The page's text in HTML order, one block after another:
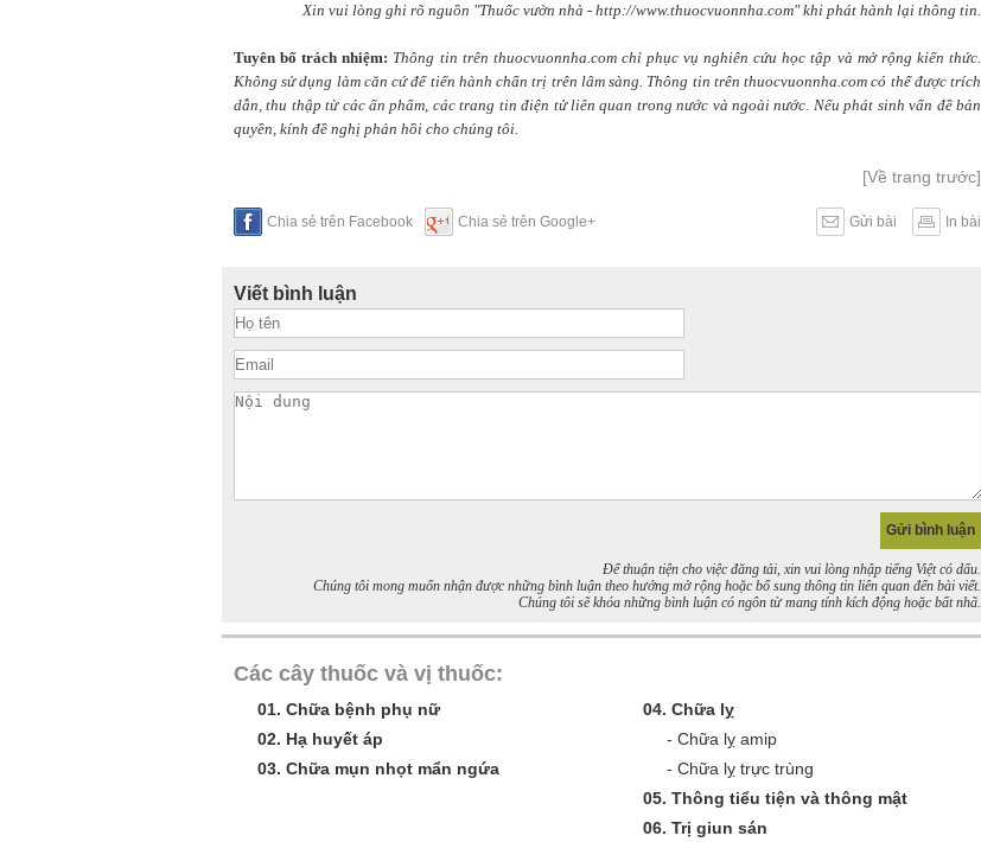
Xin vui lòng ghi rõ nguồn "Thuốc vườn nhà - http://www.thuocvuonnha.com" khi phát hành lại thông tin.
Tuyên bố trách nhiệm: Thông tin trên thuocvuonnha.com chỉ phục vụ nghiên cứu học tập và mở rộng kiến thức.
Không sử dụng làm căn cứ để tiến hành chẩn trị trên lâm sàng. Thông tin trên thuocvuonnha.com có thể được trích
dẫn, thu thập từ các ấn phẩm, các trang tin điện tử liên quan trong nước và ngoài nước. Nếu phát sinh vấn đề bản
quyền, kính đề nghị phản hồi cho chúng tôi.
[Về trang trước]
Chia sẻ trên Facebook Chia sẻ trên Google+ Gửi bài In bài
Viết bình luận
Để thuận tiện cho việc đăng tải, xin vui lòng nhập tiếng Việt có dấu.
Chúng tôi mong muốn nhận được những bình luận theo hướng mở rộng hoặc bổ sung thông tin liên quan đến bài viết.
Chúng tôi sẽ khóa những bình luận có ngôn từ mang tính kích động hoặc bất nhã.
Các cây thuốc và vị thuốc:
01. Chữa bệnh phụ nữ
02. Hạ huyết áp
03. Chữa mụn nhọt mẩn ngứa
04. Chữa lỵ
- Chữa lỵ amip
- Chữa lỵ trực trùng
05. Thông tiểu tiện và thông mật
06. Trị giun sán